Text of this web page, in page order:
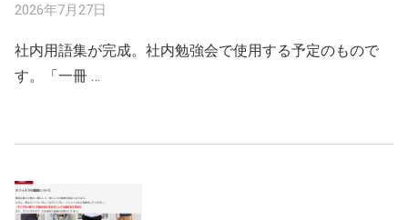
2026年7月27日
社内用語集が完成。社内勉強会で使用する予定のもので
す。「一冊 …